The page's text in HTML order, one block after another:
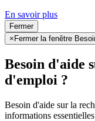
En savoir plus
Fermer
×Fermer la fenêtre
Besoin d'aide
d'emploi ?
Besoin d'aide sur la
informations